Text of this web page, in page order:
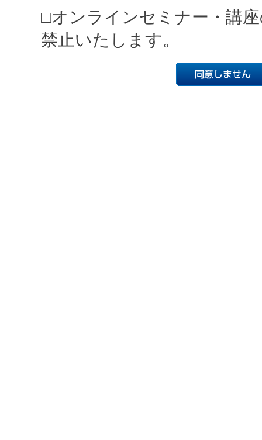
□オンラインセミナー・講
禁止いたします。